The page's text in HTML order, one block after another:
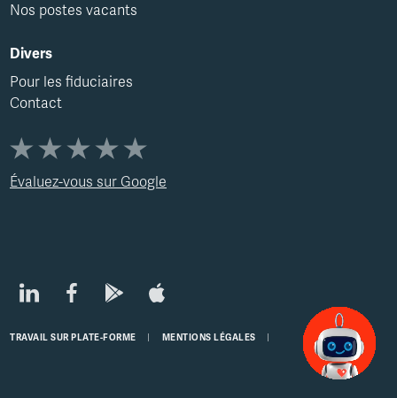
Nos postes vacants
Divers
Pour les fiduciaires
Contact
Évaluez-vous sur Google
TRAVAIL SUR PLATE-FORME MENTIONS LÉGALES